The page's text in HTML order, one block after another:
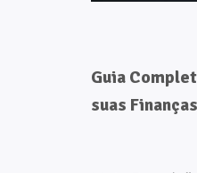
Guia
suas Finanças